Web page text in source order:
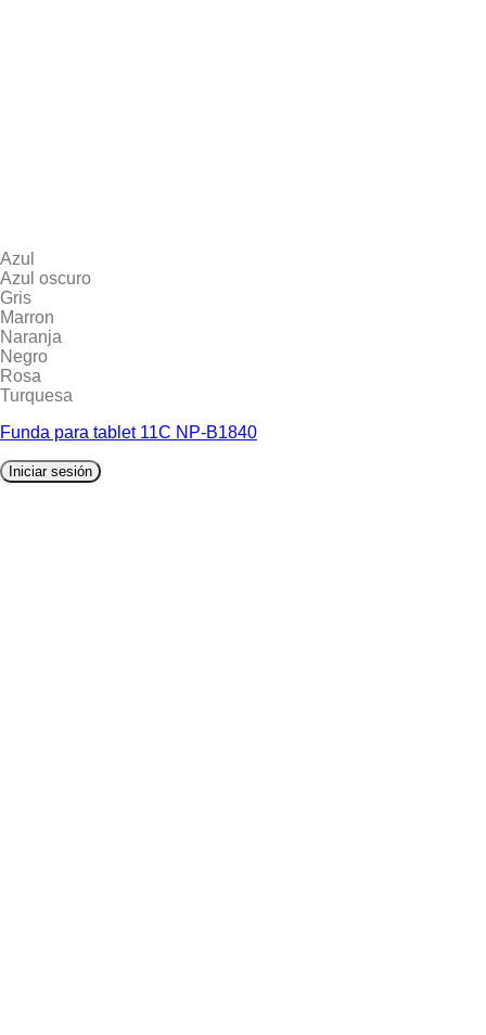
Azul
Azul oscuro
Gris
Marron
Naranja
Negro
Rosa
Turquesa
Funda para tablet 11C NP-B1840
Iniciar sesión